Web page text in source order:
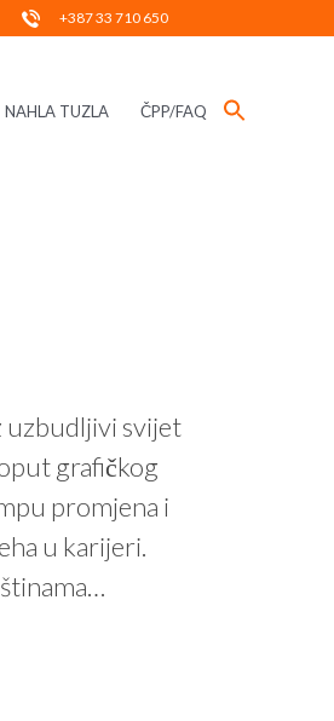
+387 33 710 650
NAHLA TUZLA ČPP/FAQ
uzbudljivi svijet
grafičkog
promjena i
u karijeri.